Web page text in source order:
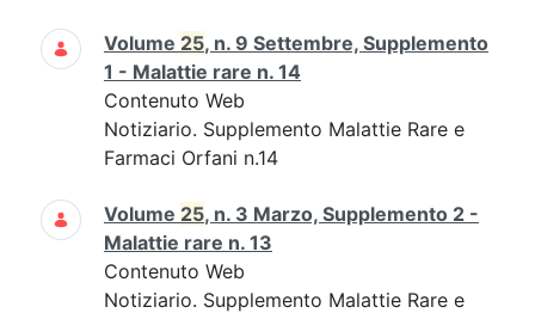
Volume 25, n. 9 Settembre, Supplemento
1 - Malattie rare n. 14
Contenuto Web
Notiziario. Supplemento Malattie Rare e
Farmaci Orfani n.14
Volume 25, n. 3 Marzo, Supplemento 2 -
Malattie rare n. 13
Contenuto Web
Notiziario. Supplemento Malattie Rare e